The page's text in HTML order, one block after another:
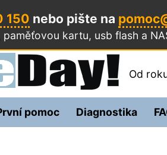
150 nebo pište na
paměťovou kartu, usb flash a
Od
pomoc Diagnostika